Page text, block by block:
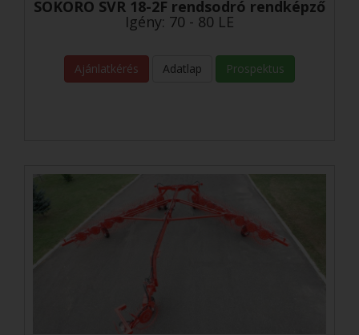
SOKORO SVR 18-2F rendsodró rendképző
Igény: 70 - 80 LE
Ajánlatkérés Adatlap Prospektus